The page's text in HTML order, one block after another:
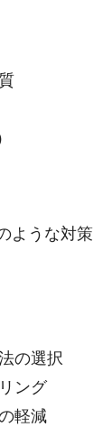
ような対策
の選択
ング
軽減